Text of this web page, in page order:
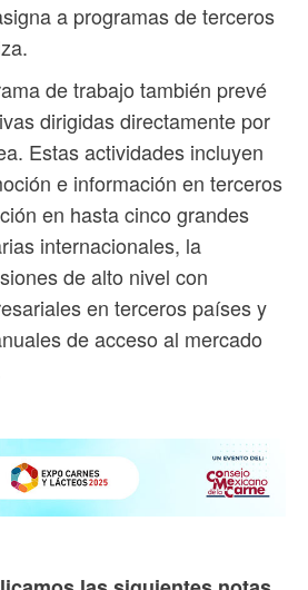
a programas de terceros
de trabajo también prevé
dirigidas directamente por
Estas actividades incluyen
e información en terceros
en hasta cinco grandes
internacionales, la
de alto nivel con
en terceros países y
de acceso al mercado